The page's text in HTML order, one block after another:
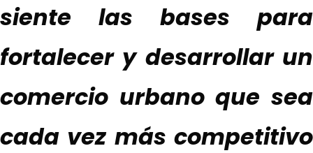
siente las bases para
fortalecer y desarrollar un
comercio urbano que sea
cada vez más competitivo